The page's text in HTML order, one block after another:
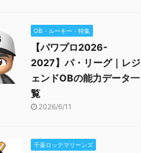
OB・ルーキー・特集
【パワプロ2026-
2027】パ・リーグ｜レジ
ェンドOBの能力データ一
覧
2026/6/11
千葉ロッテマリーンズ